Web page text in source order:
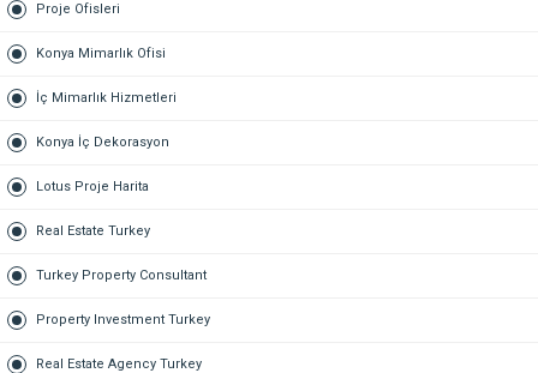
Proje Ofisleri
Konya Mimarlık Ofisi
İç Mimarlık Hizmetleri
Konya İç Dekorasyon
Lotus Proje Harita
Real Estate Turkey
Turkey Property Consultant
Property Investment Turkey
Real Estate Agency Turkey